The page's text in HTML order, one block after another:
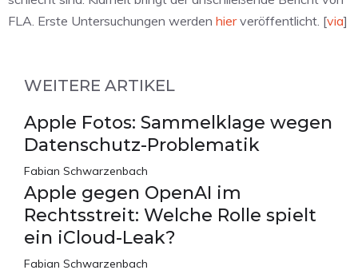
FLA. Erste Untersuchungen werden hierveröffentlicht. [via]
WEITERE ARTIKEL
Apple Fotos: Sammelklage wegen
Datenschutz-Problematik
Fabian Schwarzenbach
Apple gegen OpenAI im
Rechtsstreit: Welche Rolle spielt
ein iCloud-Leak?
Fabian Schwarzenbach